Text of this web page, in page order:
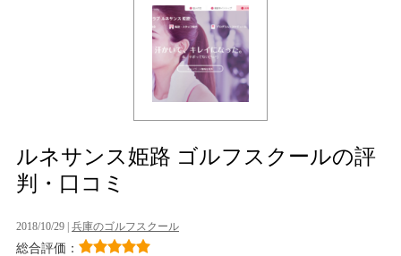
ルネサンス姫路 ゴルフスクールの評
判・口コミ
2018/10/29 | 兵庫のゴルフスクール
総合評価：